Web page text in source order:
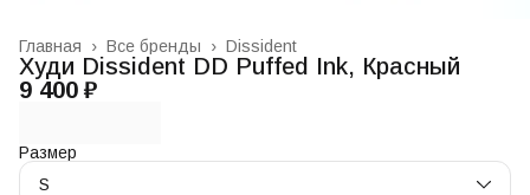
Dissident
Все бренды ›
Главная ›
Худи Dissident DD Puffed Ink, Красный
9 400 ₽
Размер
S